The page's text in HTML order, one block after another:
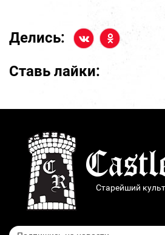
Делись:
Ставь лайки:
Старейший